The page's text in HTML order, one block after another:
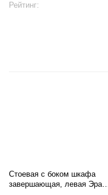
Рейтинг:
Стоевая с боком шкафа
завершающая, левая Эра